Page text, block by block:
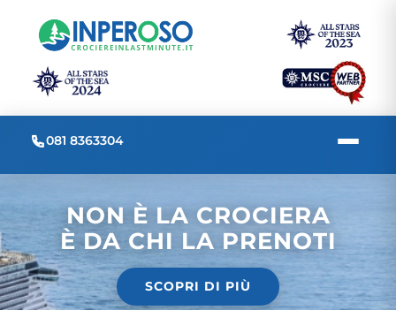
081 8363304
NON È LA CROCIERA
È DA CHI LA PRENOTI
SCOPRI DI PIÙ